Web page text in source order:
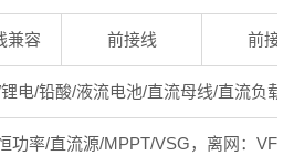
兼容 前接线 前接
电/铅酸/液流电池/直流母线/直流负载
功率/直流源/MPPT/VSG，离网：VF/